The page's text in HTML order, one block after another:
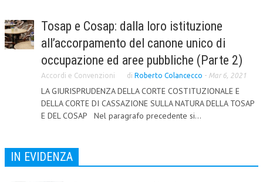
LA RIVISTA
LA RIVISTA
COMITATO SCIENTIFICO
COMITATO EDITORIALE
REDAZIONE
CODICE ETICO
Tosap e Cosap: dalla loro istituzione
all’accorpamento del canone unico di
occupazione ed aree pubbliche (Parte 2)
Accordi e Convenzioni di Roberto Colancecco - Mar 6, 2021
LA GIURISPRUDENZA DELLA CORTE COSTITUZIONALE E
DELLA CORTE DI CASSAZIONE SULLA NATURA DELLA TOSAP
E DEL COSAP Nel paragrafo precedente si...
IN EVIDENZA